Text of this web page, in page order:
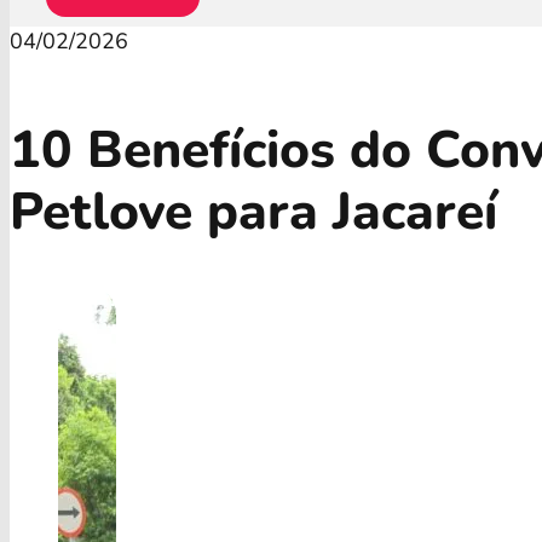
04/02/2026
10 Benefícios do
Petlove para Jacareí